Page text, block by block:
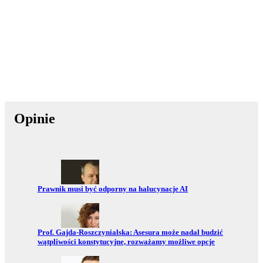
Opinie
Przejdź do:
Prawnik musi być odporny na halucynacje AI
Przejdź do:
Prof. Gajda-Roszczynialska: Asesura może nadal budzić
wątpliwości konstytucyjne, rozważamy możliwe opcje